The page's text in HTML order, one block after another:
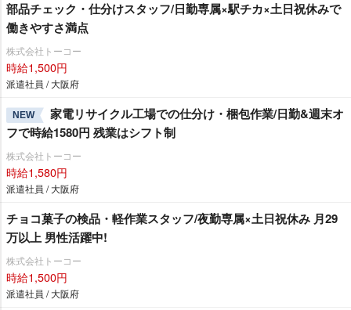
部品チェック・仕分けスタッフ/日勤専属×駅チカ×土日祝休みで
働きやすさ満点
株式会社トーコー
時給1,500円
派遣社員 / 大阪府
NEW
家電リサイクル工場での仕分け・梱包作業/日勤&週末オ
フで時給1580円 残業はシフト制
株式会社トーコー
時給1,580円
派遣社員 / 大阪府
チョコ菓子の検品・軽作業スタッフ/夜勤専属×土日祝休み 月29
万以上 男性活躍中!
株式会社トーコー
時給1,500円
派遣社員 / 大阪府